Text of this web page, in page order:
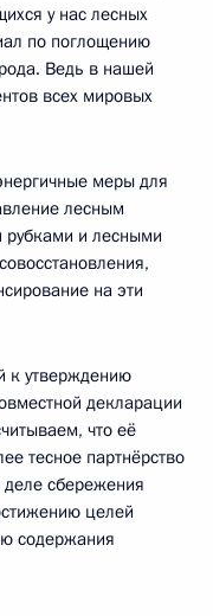
у нас лесных
по поглощению
Ведь в нашей
всех мировых
меры для
лесным
рубками и лесными
на эти
к утверждению
декларации
что её
тесное партнёрство
деле сбережения
целей
содержания